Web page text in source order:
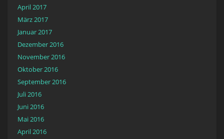
April 2017
März 2017
Januar 2017
Dezember 2016
November 2016
Oktober 2016
September 2016
Juli 2016
Juni 2016
Mai 2016
April 2016